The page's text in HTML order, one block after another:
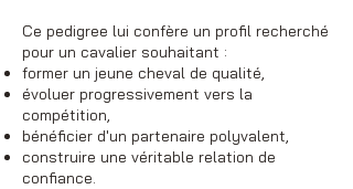
Ce pedigree lui confère un profil recherché
pour un cavalier souhaitant :
former un jeune cheval de qualité,
évoluer progressivement vers la
compétition,
bénéficier d'un partenaire polyvalent,
construire une véritable relation de
confiance.